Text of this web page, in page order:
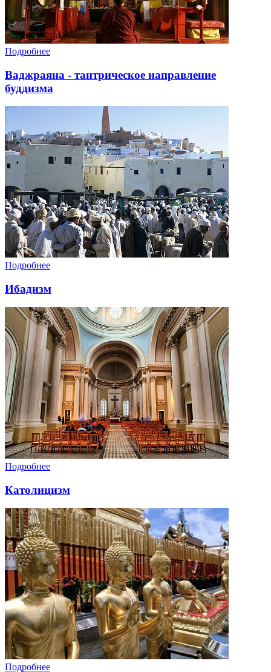
Подробнее
Ваджраяна - тантрическое направление
буддизма
Подробнее
Ибадизм
Подробнее
Католицизм
Подробнее